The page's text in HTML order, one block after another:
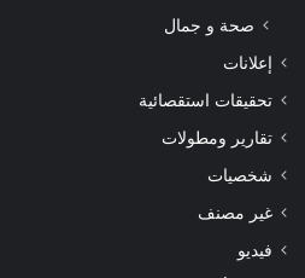
صحة و جمال
إعلانات
تحقيقات استقصائية
تقارير ومطولات
شخصيات
غير مصنف
فيديو